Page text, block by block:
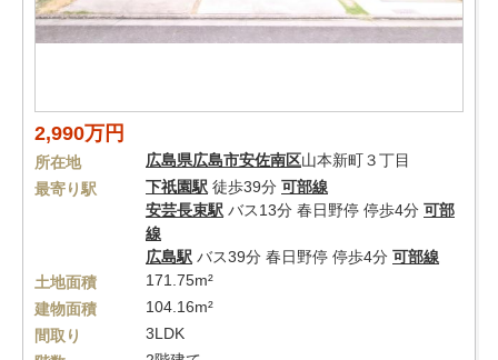
2,990万円
所在地 広島県広島市安佐南区山本新町３丁目
最寄り駅
下祇園駅 徒歩39分 可部線
安芸長束駅 バス13分 春日野停 停歩4分 可部
線
広島駅 バス39分 春日野停 停歩4分 可部線
土地面積
171.75m²
建物面積
104.16m²
間取り
3LDK